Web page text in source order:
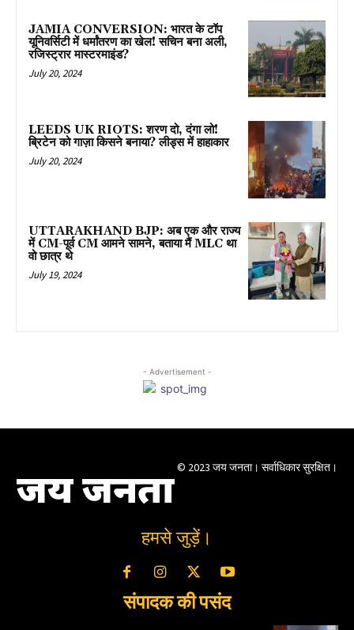
JAMIA CONVERSION: भारत के टॉप
यूनिवर्सिटी में धर्मांतरण का खेल! सचिन बना अली,
रजिस्ट्रार मास्टरमाइंड?
July 20, 2024
LEEDS UK RIOTS: शरण दो, दंगा लो!
ब्रिटेन को गाज़ा किसने बनाया? लीड्स में हाहाकार
July 20, 2024
UTTARAKHAND BJP: अब एक और राज्य
में CM-पूर्व CM आमने सामने, बताया मैं MLC था
वो छात्र थे
July 19, 2024
- Advertisement -
जय जनता © 2023 जय जनता। सर्वाधिकार सुरक्षित।
हमसे जुड़ें।
संपादक की पसंद